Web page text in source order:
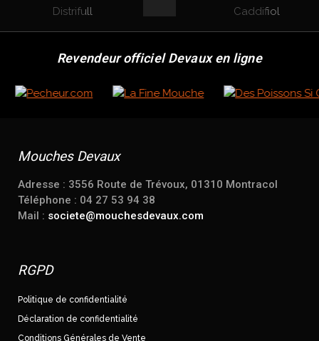
Revendeur officiel Devaux en ligne
Mouches Devaux
Adresse : 3556 Route de Trévoux, 01310 Montracol
Téléphone : 04 27 53 94 38
Mail : societe@mouchesdevaux.com
RGPD
Politique de confidentialité
Déclaration de confidentialité
Conditions Générales de Vente